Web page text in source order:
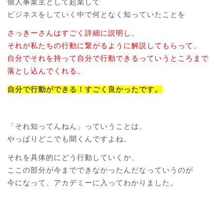
個人事業主として起業して
ビジネスをしていく中で何となく知っていたことを
さっきーさんはすごく詳細に説明し、
それが私たちの行動に繋がるように解説してもらって、
自分でそれを持って自分で行動できるっていうところまで
落とし込んでくれる。
自分で行動ができる！すごく良かったです。
「それ知ってんねん」っていうことは、
やっぱりどこでも聞くんですよね。
それを具体的にどう行動していくか、
ここの部分が今までできなかったんだなっていうのが
今になって、アカデミーに入ってわかりました。